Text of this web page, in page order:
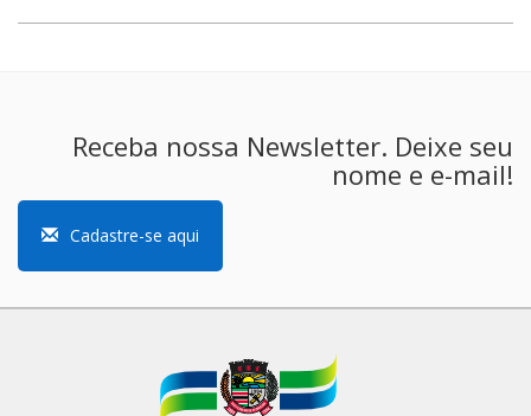
Receba nossa Newsletter. Deixe seu
nome e e-mail!
Cadastre-se aqui